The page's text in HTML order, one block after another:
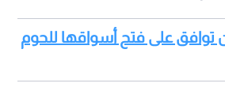
توافق على فتح أسواقها للحوم